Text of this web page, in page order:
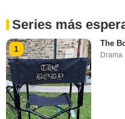
Series más
1
The
Drama